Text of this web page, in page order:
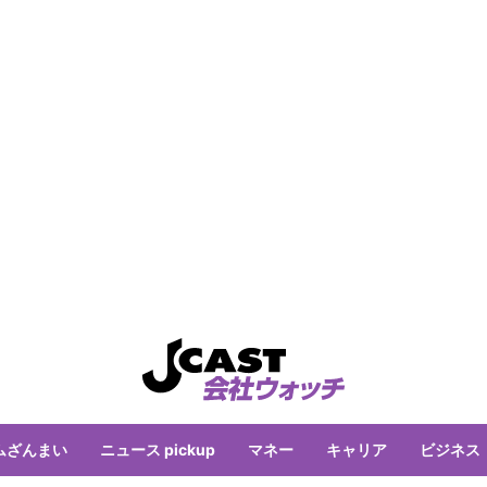
ざんまい ニュース pickup マネー キャリア ビジネス